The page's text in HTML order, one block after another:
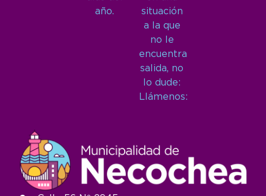
año.
situación
a la que
no le
encuentra
salida, no
lo dude:
Llámenos: